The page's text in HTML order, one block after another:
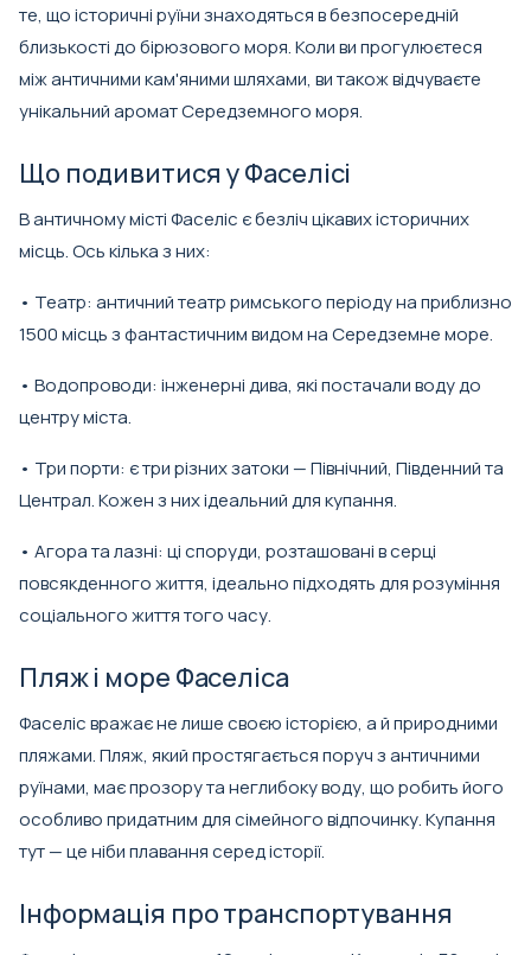
те, що історичні руїни знаходяться в безпосередній
близькості до бірюзового моря. Коли ви прогулюєтеся
між античними кам'яними шляхами, ви також відчуваєте
унікальний аромат Середземного моря.
Що подивитися у Фаселісі
В античному місті Фаселіс є безліч цікавих історичних
місць. Ось кілька з них:
• Театр: античний театр римського періоду на приблизно
1500 місць з фантастичним видом на Середземне море.
• Водопроводи: інженерні дива, які постачали воду до
центру міста.
• Три порти: є три різних затоки — Північний, Південний та
Централ. Кожен з них ідеальний для купання.
• Агора та лазні: ці споруди, розташовані в серці
повсякденного життя, ідеально підходять для розуміння
соціального життя того часу.
Пляж і море Фаселіса
Фаселіс вражає не лише своєю історією, а й природними
пляжами. Пляж, який простягається поруч з античними
руїнами, має прозору та неглибоку воду, що робить його
особливо придатним для сімейного відпочинку. Купання
тут — це ніби плавання серед історії.
Інформація про транспортування